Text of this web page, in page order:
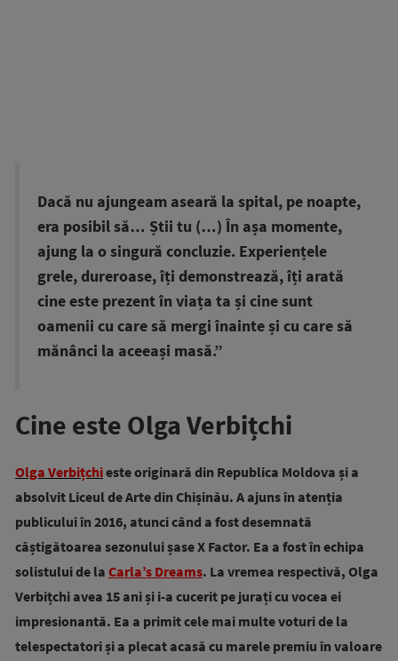
Dacă nu ajungeam aseară la spital, pe noapte,
era posibil să… Știi tu (…) În așa momente,
ajung la o singură concluzie. Experiențele
grele, dureroase, îți demonstrează, îți arată
cine este prezent în viața ta și cine sunt
oamenii cu care să mergi înainte și cu care să
mănânci la aceeași masă.”
Cine este Olga Verbițchi
Olga Verbițchieste originară din Republica Moldova și a
absolvit Liceul de Arte din Chișinău. A ajuns în atenția
publicului în 2016, atunci când a fost desemnată
câștigătoarea sezonului șase X Factor. Ea a fost în echipa
solistului de la Carla’s Dreams. La vremea respectivă, Olga
Verbițchi avea 15 ani și i-a cucerit pe jurați cu vocea ei
impresionantă. Ea a primit cele mai multe voturi de la
telespectatori și a plecat acasă cu marele premiu în valoare